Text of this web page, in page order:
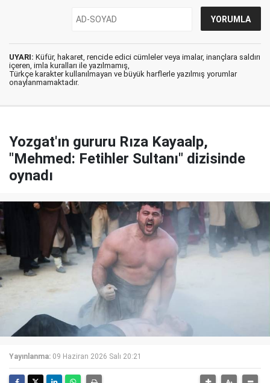
UYARI: Küfür, hakaret, rencide edici cümleler veya imalar, inançlara saldırı
içeren, imla kuralları ile yazılmamış,
Türkçe karakter kullanılmayan ve büyük harflerle yazılmış yorumlar
onaylanmamaktadır.
Yozgat'ın gururu Rıza Kayaalp,
"Mehmed: Fetihler Sultanı" dizisinde
oynadı
Yayınlanma: 09 Haziran 2026 Salı 20:21